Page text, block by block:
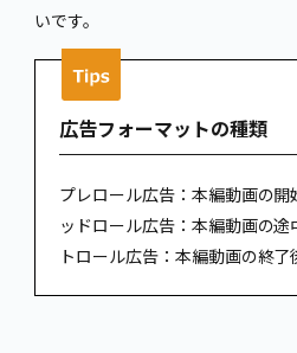
いです。
広告フォーマットの種類
プレロール広告：本編動画の
ッドロール広告：本編動画の
トロール広告：本編動画の終了